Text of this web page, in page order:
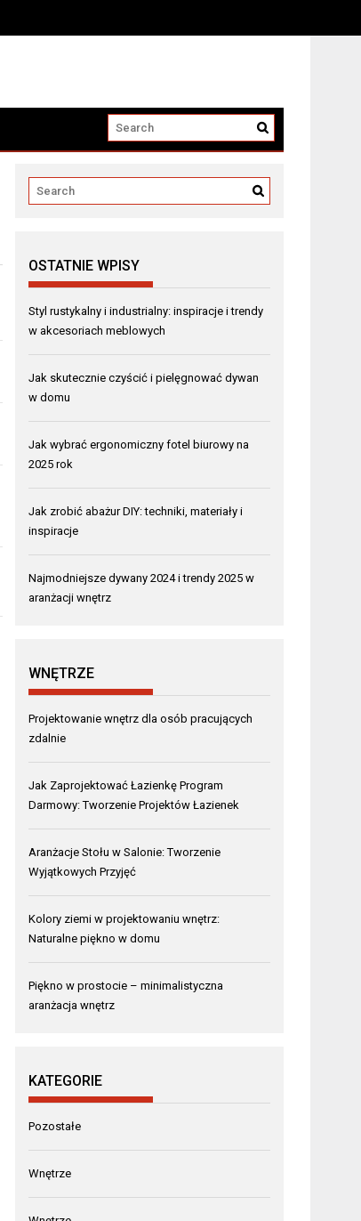
OSTATNIE WPISY
Styl rustykalny i industrialny: inspiracje i trendy
w akcesoriach meblowych
Jak skutecznie czyścić i pielęgnować dywan
w domu
Jak wybrać ergonomiczny fotel biurowy na
2025 rok
Jak zrobić abażur DIY: techniki, materiały i
inspiracje
Najmodniejsze dywany 2024 i trendy 2025 w
aranżacji wnętrz
WNĘTRZE
Projektowanie wnętrz dla osób pracujących
zdalnie
Jak Zaprojektować Łazienkę Program
Darmowy: Tworzenie Projektów Łazienek
Aranżacje Stołu w Salonie: Tworzenie
Wyjątkowych Przyjęć
Kolory ziemi w projektowaniu wnętrz:
Naturalne piękno w domu
Piękno w prostocie – minimalistyczna
aranżacja wnętrz
KATEGORIE
Pozostałe
Wnętrze